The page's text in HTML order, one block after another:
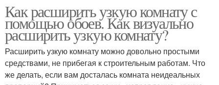
Как расширить узкую комнату с
помощью обоев. Как визуально
расширить узкую комнату?
Расширить узкую комнату можно довольно простыми
средствами, не прибегая к строительным работам. Что
же делать, если вам досталась комната неидеальных